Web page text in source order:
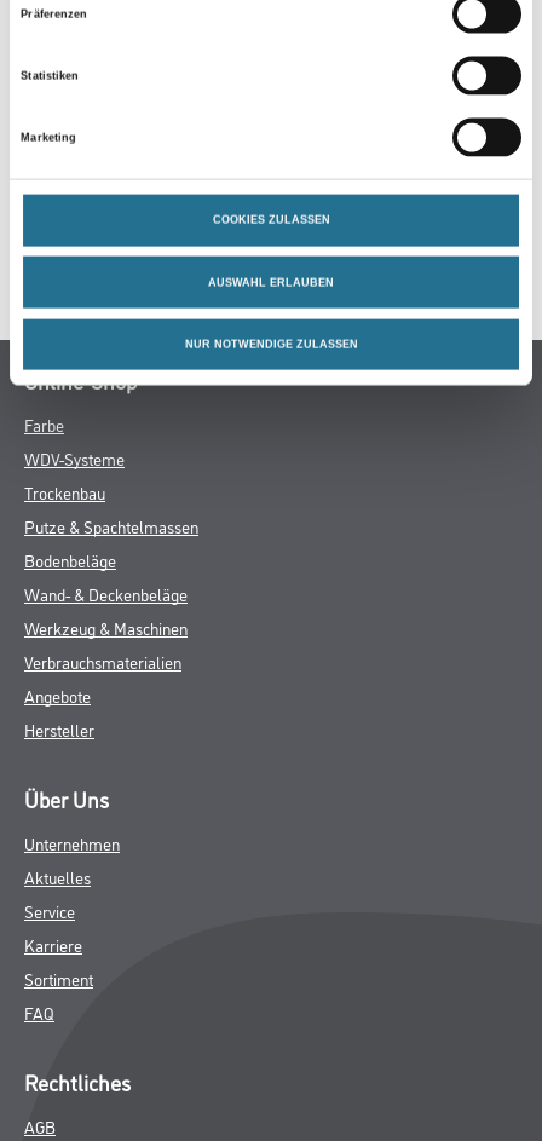
Präferenzen
Statistiken
Marketing
COOKIES ZULASSEN
AUSWAHL ERLAUBEN
NUR NOTWENDIGE ZULASSEN
GEFAHRENHINWEISE
Online-Shop
Farbe
WDV-Systeme
Trockenbau
Putze & Spachtelmassen
Bodenbeläge
Wand- & Deckenbeläge
Werkzeug & Maschinen
Verbrauchsmaterialien
Angebote
Hersteller
Über Uns
Unternehmen
Aktuelles
Service
Karriere
Sortiment
FAQ
Rechtliches
AGB